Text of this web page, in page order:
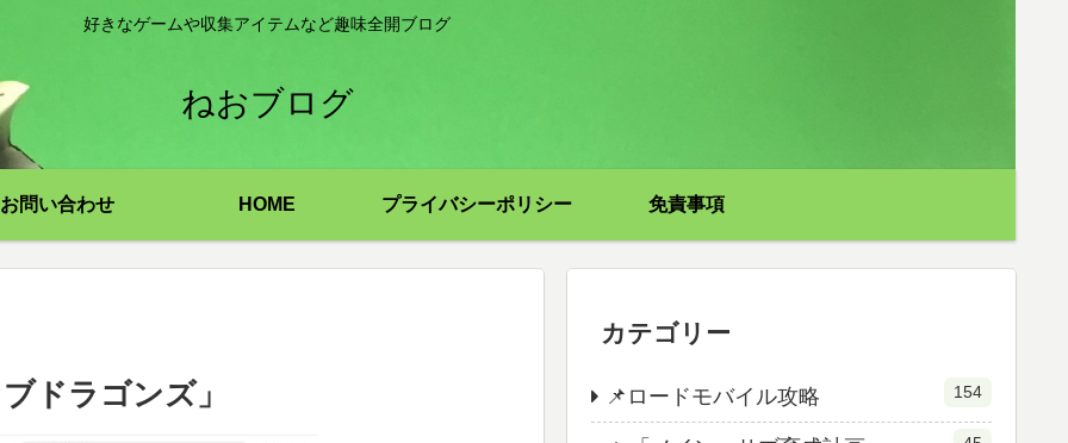
好きなゲームや収集アイテムなど趣味全開ブログ
ねおブログ
お問い合わせ HOME プライバシーポリシー 免責事項
ドラゴンズ」
カテゴリー
📌ロードモバイル攻略 154